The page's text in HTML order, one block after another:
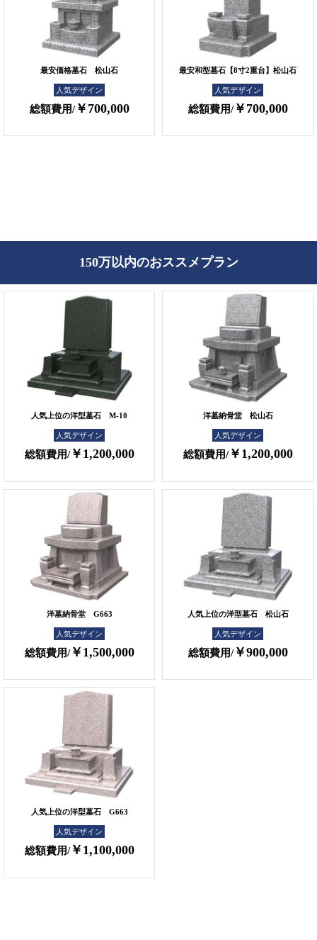
最安価格墓石 松山石
人気デザイン
総額費用/￥700,000
最安和型墓石【8寸2重台】松山石
人気デザイン
総額費用/￥700,000
150万以内のおススメプラン
人気上位の洋型墓石 M-10
人気デザイン
総額費用/￥1,200,000
洋墓納骨堂 松山石
人気デザイン
総額費用/￥1,200,000
洋墓納骨堂 G663
人気デザイン
総額費用/￥1,500,000
人気上位の洋型墓石 松山石
人気デザイン
総額費用/￥900,000
人気上位の洋型墓石 G663
人気デザイン
総額費用/￥1,100,000